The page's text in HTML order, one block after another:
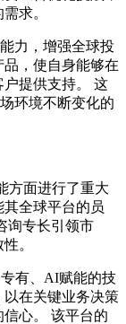
求。
力，增强全球投
，使自身能够在
提供支持。 这
环境不断变化的
方面进行了重大
全球平台的员
询专长引领市
。
有、AI赋能的技
在关键业务决策
心。 该平台的